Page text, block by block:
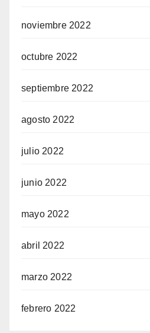
noviembre 2022
octubre 2022
septiembre 2022
agosto 2022
julio 2022
junio 2022
mayo 2022
abril 2022
marzo 2022
febrero 2022